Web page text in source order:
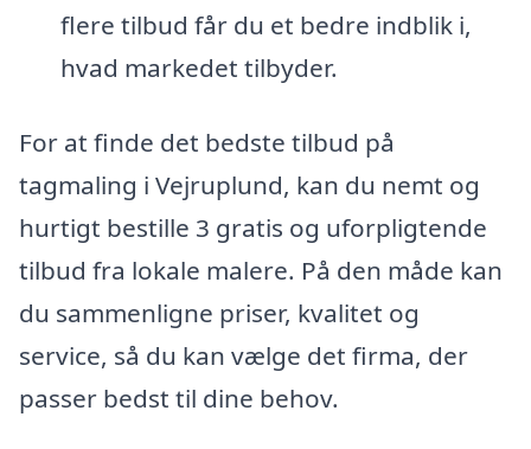
flere tilbud får du et bedre indblik i,
hvad markedet tilbyder.
For at finde det bedste tilbud på
tagmaling i Vejruplund, kan du nemt og
hurtigt bestille 3 gratis og uforpligtende
tilbud fra lokale malere. På den måde kan
du sammenligne priser, kvalitet og
service, så du kan vælge det firma, der
passer bedst til dine behov.